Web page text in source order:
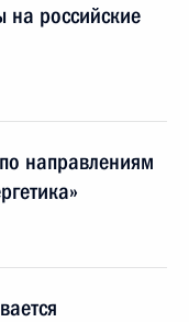
на российские
направлениям